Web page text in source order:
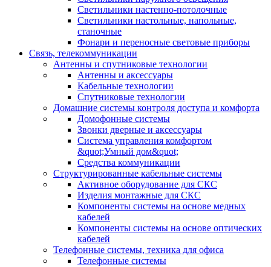
Светильники настенно-потолочные
Светильники настольные, напольные,
станочные
Фонари и переносные световые приборы
Связь, телекоммуникации
Антенны и спутниковые технологии
Антенны и аксессуары
Кабельные технологии
Спутниковые технологии
Домашние системы контроля доступа и комфорта
Домофонные системы
Звонки дверные и аксессуары
Система управления комфортом
&quot;Умный дом&quot;
Средства коммуникации
Структурированные кабельные системы
Активное оборудование для СКС
Изделия монтажные для СКС
Компоненты системы на основе медных
кабелей
Компоненты системы на основе оптических
кабелей
Телефонные системы, техника для офиса
Телефонные системы